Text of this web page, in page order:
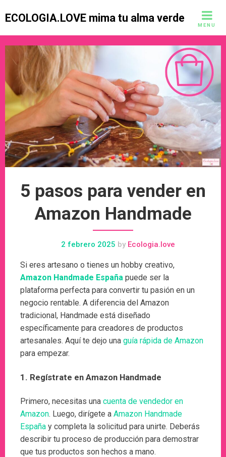
ECOLOGIA.LOVE mima tu alma verde
MENU
5 pasos para vender en
Amazon Handmade
2 febrero 2025 by Ecologia.love
Si eres artesano o tienes un hobby creativo,
Amazon Handmade España puede ser la
plataforma perfecta para convertir tu pasión en un
negocio rentable. A diferencia del Amazon
tradicional, Handmade está diseñado
específicamente para creadores de productos
artesanales. Aquí te dejo una guía rápida de Amazon
para empezar.
1. Regístrate en Amazon Handmade
Primero, necesitas una cuenta de vendedor en
Amazon. Luego, dirígete a Amazon Handmade
España y completa la solicitud para unirte. Deberás
describir tu proceso de producción para demostrar
que tus productos son hechos a mano.